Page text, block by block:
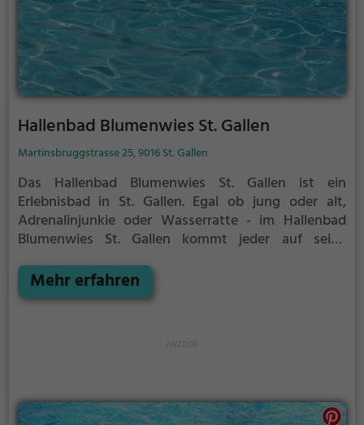
Hallenbad Blumenwies St. Gallen
Martinsbruggstrasse 25, 9016 St. Gallen
Das Hallenbad Blumenwies St. Gallen ist ein
Erlebnisbad in St. Gallen. Egal ob jung oder alt,
Adrenalinjunkie oder Wasserratte - im Hallenbad
Blumenwies St. Gallen kommt jeder auf seine
Kindergeburtstag oder einfach mit Freunden ist das
Hallenbad Blumenwies St. Gallen genau die richtige
Mehr erfahren